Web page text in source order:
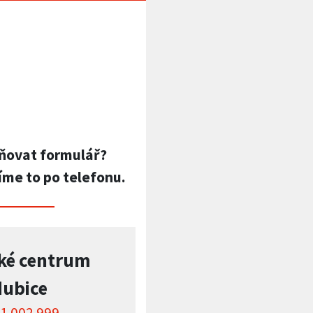
formulář?
to po telefonu.
centrum